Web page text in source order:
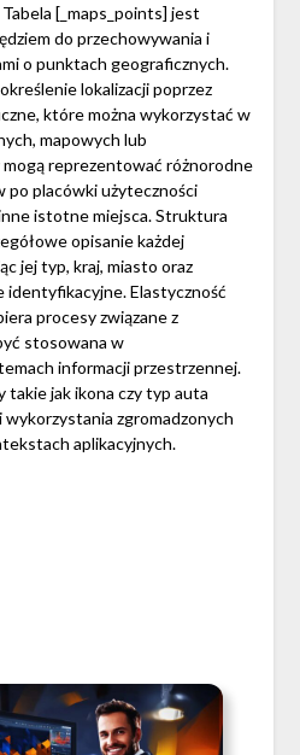
Tabela [_maps_points] jest
do przechowywania i
o punktach geograficznych.
lokalizacji poprzez
które można wykorzystać w
mapowych lub
reprezentować różnorodne
po placówki użyteczności
istotne miejsca. Struktura
opisanie każdej
jej typ, kraj, miasto oraz
Elastyczność
procesy związane z
stosowana w
informacji przestrzennej.
jak ikona czy typ auta
wykorzystania zgromadzonych
aplikacyjnych.